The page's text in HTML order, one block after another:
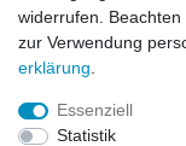
© Copyright 2026.
widerrufen. Beachten
zur Verwendung
erklärung
Essenziell
Statistik